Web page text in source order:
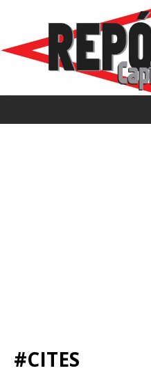
#CITES